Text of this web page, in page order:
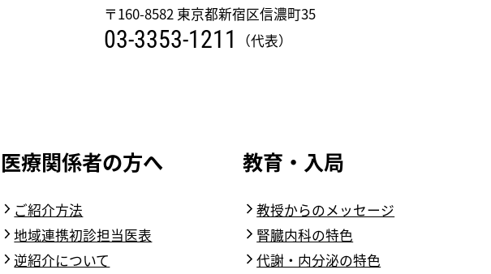
〒160-8582 東京都新宿区信濃町35
03-3353-1211 （代表）
医療関係者の方へ
ご紹介方法
地域連携初診担当医表
逆紹介について
教育・入局
教授からのメッセージ
腎臓内科の特色
代謝・内分泌の特色